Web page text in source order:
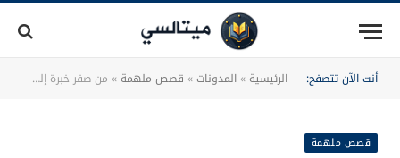
أنت الآن تتصفح: الرئيسية»المدونات» قصص ملهمة» من صفر خبرة إلى ملايين: قصة نجاح “Batter”
قصص ملهمة